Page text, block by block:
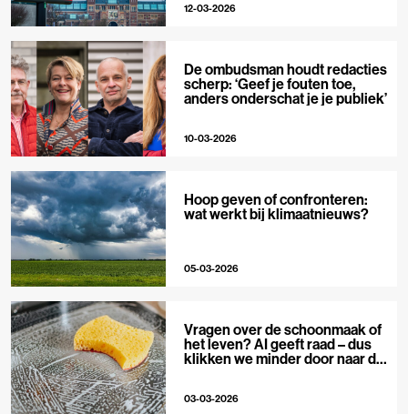
12-03-2026
De ombudsman houdt redacties
scherp: ‘Geef je fouten toe,
anders onderschat je je publiek’
10-03-2026
Hoop geven of confronteren:
wat werkt bij klimaatnieuws?
05-03-2026
Vragen over de schoonmaak of
het leven? AI geeft raad – dus
klikken we minder door naar de
03-03-2026